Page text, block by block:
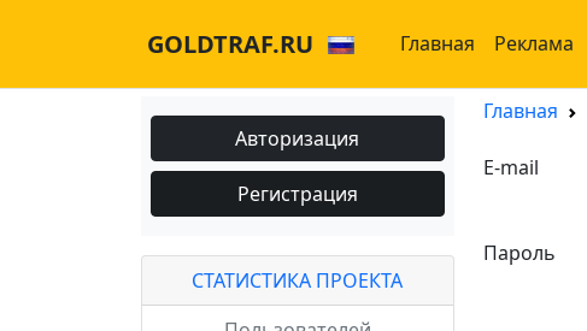
GOLDTRAF.RU Главная Реклама
Авторизация
Регистрация
СТАТИСТИКА ПРОЕКТА
Главная
E-mail
Пароль